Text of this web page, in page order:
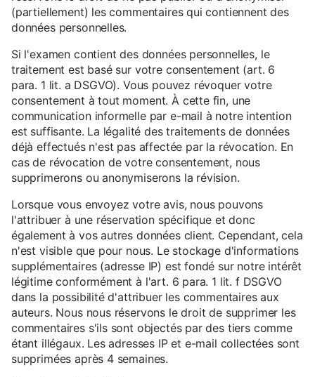
(partiellement) les commentaires qui contiennent des
données personnelles.
Si l'examen contient des données personnelles, le
traitement est basé sur votre consentement (art. 6
para. 1 lit. a DSGVO). Vous pouvez révoquer votre
consentement à tout moment. À cette fin, une
communication informelle par e-mail à notre intention
est suffisante. La légalité des traitements de données
déjà effectués n'est pas affectée par la révocation. En
cas de révocation de votre consentement, nous
supprimerons ou anonymiserons la révision.
Lorsque vous envoyez votre avis, nous pouvons
l'attribuer à une réservation spécifique et donc
également à vos autres données client. Cependant, cela
n'est visible que pour nous. Le stockage d'informations
supplémentaires (adresse IP) est fondé sur notre intérêt
légitime conformément à l'art. 6 para. 1 lit. f DSGVO
dans la possibilité d'attribuer les commentaires aux
auteurs. Nous nous réservons le droit de supprimer les
commentaires s'ils sont objectés par des tiers comme
étant illégaux. Les adresses IP et e-mail collectées sont
supprimées après 4 semaines.